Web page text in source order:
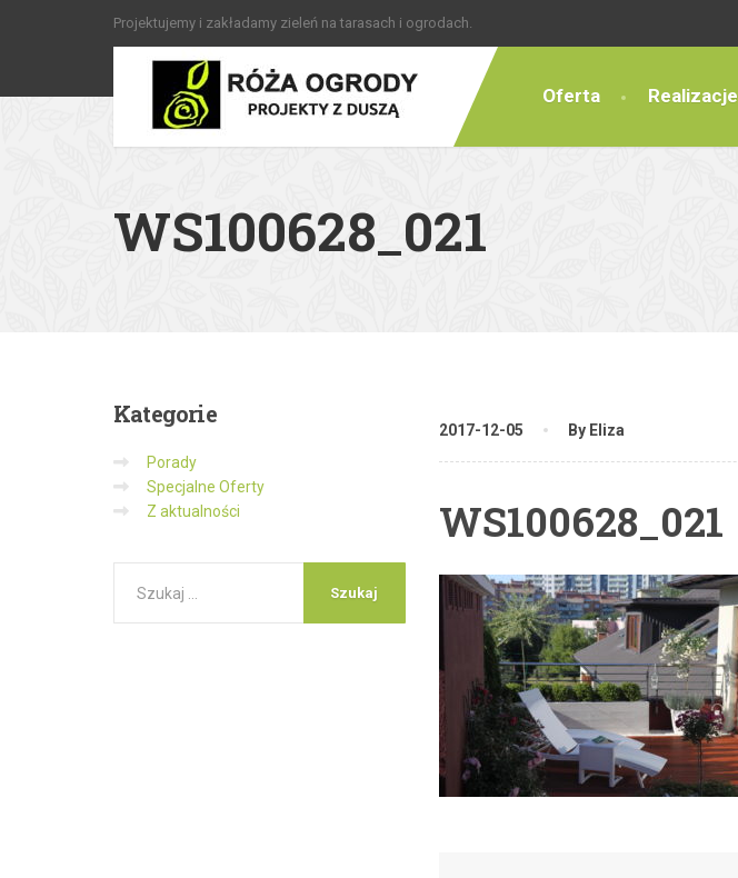
Projektujemy i zakładamy zieleń na tarasach i ogrodach.
Oferta Realizacje
WS100628_021
2017-12-05 By Eliza
WS100628_021
Kategorie
Porady
Specjalne Oferty
Z aktualności